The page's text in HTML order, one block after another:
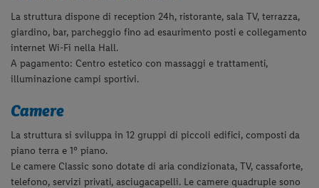
Posizione
Il complesso, immerso nel verde di lussureggianti giardini e
circondato da ginepri secolari, è ubicato nella Sardegna
sudorientale, sulla costa di Muravera, a soli 27 km da Costa Rei e
60 km da Cagliari. La lunga spiaggia di sabbia ed il mare cristallino
per la vacanza di famiglie anche con bambini piccoli. La
privilegiata posizione direttamente sul mare e l'effervescente
Formula Club sono il perfetto connubio tra relax e divertimento.
Dotazioni della struttura